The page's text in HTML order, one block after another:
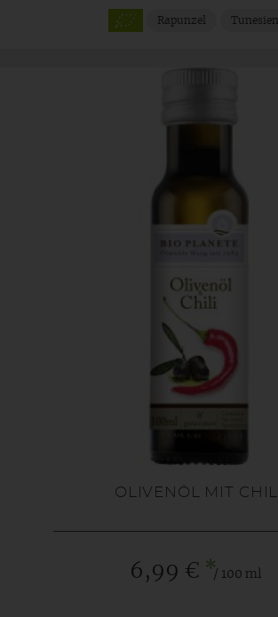
Rapunzel Tunesien
OLIVENÖL MIT CHILI
6,99 € */ 100 ml